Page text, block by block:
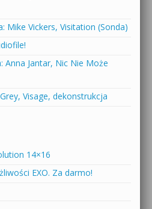
Mike Vickers, Visitation (Sonda)
Anna Jantar, Nic Nie Może
Visage, dekonstrukcja
14×16
EXO. Za darmo!